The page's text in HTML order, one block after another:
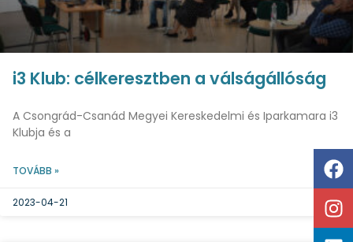
i3 Klub: célkeresztben a válságállóság
A Csongrád-Csanád Megyei Kereskedelmi és Iparkamara i3
Klubja és a
TOVÁBB »
2023-04-21